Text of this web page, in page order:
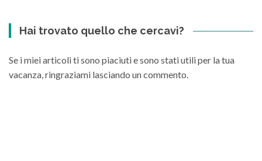
Hai trovato quello che cercavi?
Se i miei articoli ti sono piaciuti e sono stati utili per la tua
vacanza, ringraziami lasciando un commento.